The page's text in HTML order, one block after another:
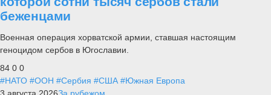
беженцами
Военная операция хорватской армии, ставшая настоящим
геноцидом сербов в Югославии.
84 0 0
#НАТО #ООН #Сербия #США #Южная Европа